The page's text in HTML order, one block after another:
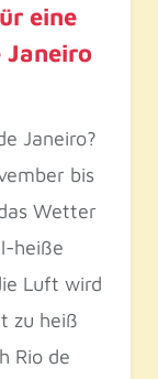
eine
Janeiro
Janeiro?
bis
Wetter
heiße
Luft wird
zu heiß
Rio de